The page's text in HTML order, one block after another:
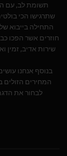
תשומת לב, עם
שתרגישו הכי
שירות אדיב, זמין
בנוסף אנחנו
המחירים הזולים
לבחור את